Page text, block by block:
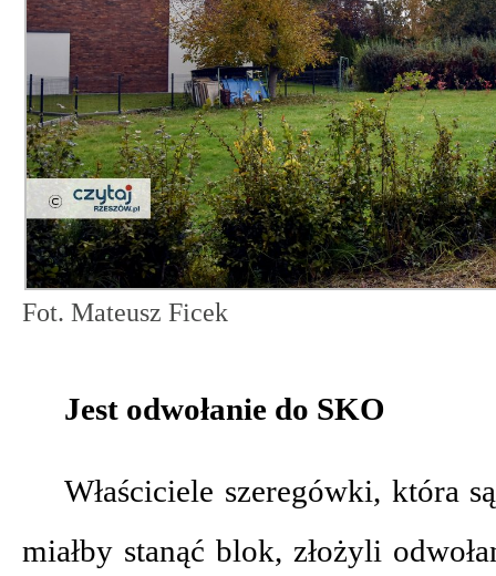
Fot. Mateusz Ficek
Jest odwołanie do SKO
Właściciele szeregówki, która
miałby stanąć blok, złożyli